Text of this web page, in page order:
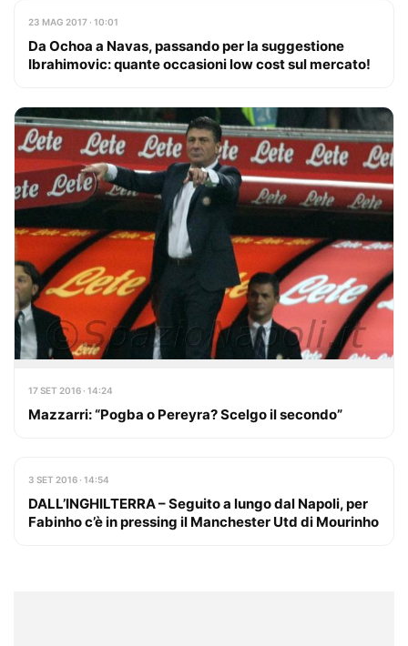
23 MAG 2017 · 10:01
Da Ochoa a Navas, passando per la suggestione
Ibrahimovic: quante occasioni low cost sul mercato!
17 SET 2016 · 14:24
Mazzarri: “Pogba o Pereyra? Scelgo il secondo”
3 SET 2016 · 14:54
DALL’INGHILTERRA – Seguito a lungo dal Napoli, per
Fabinho c’è in pressing il Manchester Utd di Mourinho